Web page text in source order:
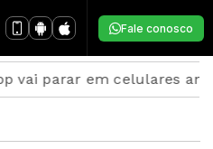
Fale conosco
celulares antigos; veja